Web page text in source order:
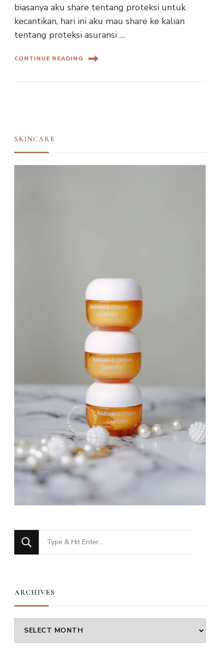
biasanya aku share tentang proteksi untuk
kecantikan, hari ini aku mau share ke kalian
tentang proteksi asuransi …
CONTINUE READING
SKINCARE
Looking
for
ARCHIVES
Archives